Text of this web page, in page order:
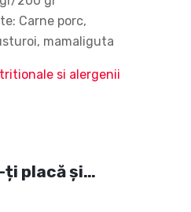
Carne porc,
mamaliguta
si alergenii
ți placă și…